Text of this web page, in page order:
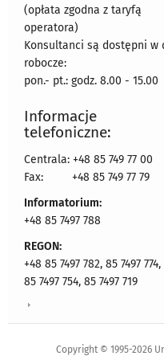
(opłata zgodna z taryfą
operatora)
Konsultanci są dostępni w
robocze:
pon.- pt.: godz. 8.00 - 15.00
Informacje
telefoniczne:
Centrala: +48 85 749 77 00
Fax:
+48 85 749 77 79
Informatorium:
+48 85 7497 788
REGON:
+48 85 7497 782, 85 7497 774,
85 7497 754, 85 7497 719
Copyright © 1995-2026